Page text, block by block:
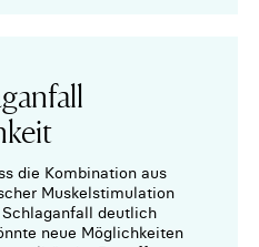
die Kombination aus
Muskelstimulation
deutlich
neue Möglichkeiten